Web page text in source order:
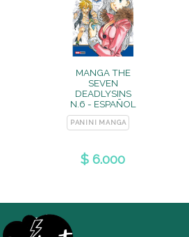
MANGA THE
SEVEN
DEADLYSINS
N.6 - ESPAÑOL
PANINI MANGA
$ 6.000